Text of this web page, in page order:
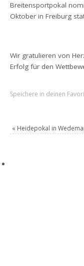
Breitensportpokal
Oktober in Freiburg
Wir gratulieren von
Erfolg für den
Speichere in deinen
« Heidepokal in